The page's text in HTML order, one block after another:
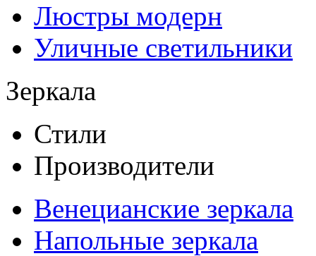
Люстры модерн
Уличные светильники
Зеркала
Стили
Производители
Венецианские зеркала
Напольные зеркала